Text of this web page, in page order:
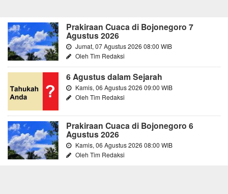
Prakiraan Cuaca di Bojonegoro 7
Agustus 2026
Jumat, 07 Agustus 2026 08:00 WIB
Oleh Tim Redaksi
6 Agustus dalam Sejarah
Kamis, 06 Agustus 2026 09:00 WIB
Oleh Tim Redaksi
Prakiraan Cuaca di Bojonegoro 6
Agustus 2026
Kamis, 06 Agustus 2026 08:00 WIB
Oleh Tim Redaksi